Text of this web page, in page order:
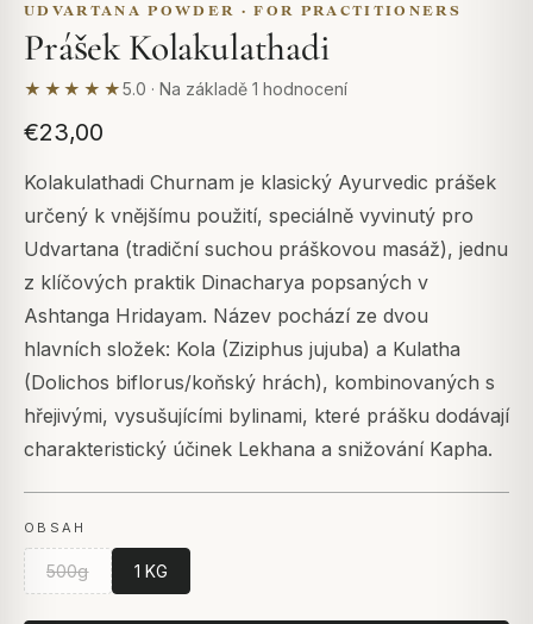
UDVARTANA POWDER · FOR PRACTITIONERS
Prášek Kolakulathadi
★★★★★5.0 · Na základě 1 hodnocení
€23,00
Kolakulathadi Churnam je klasický Ayurvedic prášek
určený k vnějšímu použití, speciálně vyvinutý pro
Udvartana (tradiční suchou práškovou masáž), jednu
z klíčových praktik Dinacharya popsaných v
Ashtanga Hridayam. Název pochází ze dvou
hlavních složek: Kola (Ziziphus jujuba) a Kulatha
(Dolichos biflorus/koňský hrách), kombinovaných s
hřejivými, vysušujícími bylinami, které prášku dodávají
charakteristický účinek Lekhana a snižování Kapha.
OBSAH
500g 1 KG